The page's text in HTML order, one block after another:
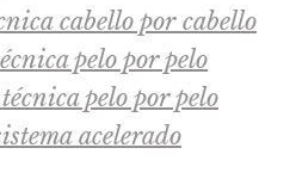
cabello por cabello
pelo por pelo
pelo por pelo
acelerado